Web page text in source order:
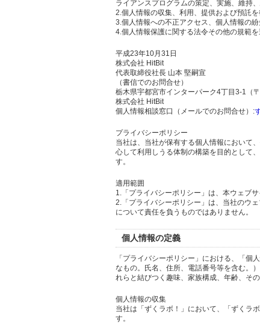
ライアンスプログラムの策定、実施、維持
2.個人情報の収集、利用、提供および預託
3.個人情報への不正アクセス、個人情報の
4.個人情報保護に関する法令その他の規範を
平成23年10月31日
株式会社 HitBit
代表取締役社長 山本 堅嗣宣
（書信でのお問合せ）
栃木県宇都宮市インターパーク4丁目3-1（
株式会社 HitBit
個人情報相談窓口（メールでのお問合せ）:
プライバシーポリシー
当社は、当社が保有する個人情報において
心して利用しうる体制の構築を目的として
す。
適用範囲
1.「プライバシーポリシー」は、本ウェブ
2.「プライバシーポリシー」は、当社のウ
について責任を負うものではありません。
個人情報の定義
「プライバシーポリシー」における、「
なもの。氏名、住所、電話番号等を含む。
れらと結びつく趣味、家族構成、年齢、そ
個人情報の収集
当社は「ずくラボ！」において、「ずくラ
す。